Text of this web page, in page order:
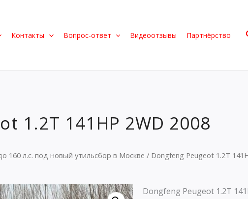
Контакты Вопрос-ответ Видеоотзывы Партнёрство
1.2T 141HP 2WD 2008
160 л.с. под новый утильсбор в Москве / Dongfeng Peugeot 1.2T
Dongfeng Peugeot 1.2T